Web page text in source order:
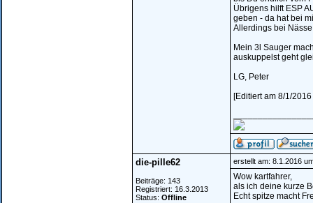
Übrigens hilft ESP
geben - da hat bei
Allerdings bei
Mein 3l Sauger
auskuppelst geht
LG, Peter
[Editiert am 8/1/
die-pille62
Beiträge: 143
Registriert: 16.3.2013
Status: Offline
erstellt am: 8.1.2016
Wow kartfahrer,
als ich deine kurze
Echt spitze macht